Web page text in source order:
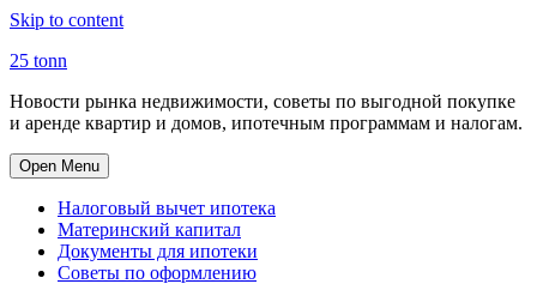
Skip to content
25 tonn
Новости рынка недвижимости, советы по выгодной покупке
и аренде квартир и домов, ипотечным программам и налогам.
Open Menu
Налоговый вычет ипотека
Материнский капитал
Документы для ипотеки
Советы по оформлению